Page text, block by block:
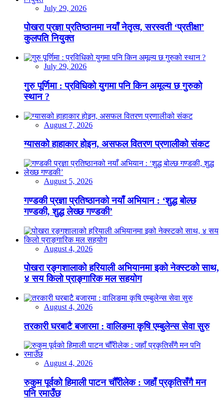
July 29, 2026
पोखरा प्रज्ञा प्रतिष्ठानमा नयाँ नेतृत्व, सरस्वती ‘प्रतीक्षा’
कुलपति नियुक्त
July 29, 2026
गुरु पूर्णिमा : प्रविधिको युगमा पनि किन अमूल्य छ गुरुको
स्थान ?
August 7, 2026
ग्यासको हाहाकार होइन, असफल वितरण प्रणालीको संकट
August 5, 2026
गण्डकी प्रज्ञा प्रतिष्ठानको नयाँ अभियान : ‘शुद्ध बोल्छ
गण्डकी, शुद्ध लेख्छ गण्डकी’
August 4, 2026
पोखरा रङ्गशालाको हरियाली अभियानमा इको नेक्स्टको साथ,
४ सय किलो प्राङ्गारिक मल सहयोग
August 4, 2026
तरकारी घरबाटै बजारमा : वालिङमा कृषि एम्बुलेन्स सेवा सुरु
August 4, 2026
रुकुम पूर्वको हिमाली पाटन चौँरीलेक : जहाँ प्रकृतिसँगै मन
पनि रमाउँछ